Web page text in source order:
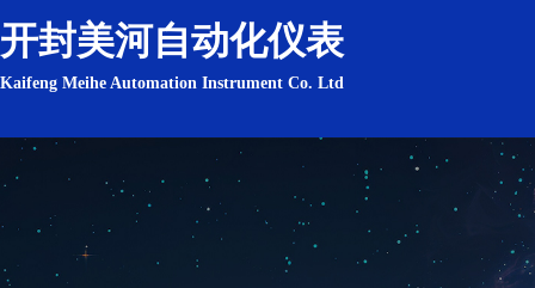
开封美河自动化仪表
Kaifeng Meihe Automation Instrument Co. Ltd